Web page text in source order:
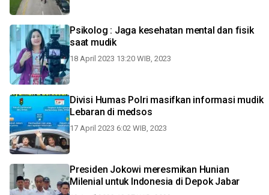
Psikolog : Jaga kesehatan mental dan fisik
saat mudik
18 April 2023 13:20 WIB, 2023
Divisi Humas Polri masifkan informasi mudik
Lebaran di medsos
17 April 2023 6:02 WIB, 2023
Presiden Jokowi meresmikan Hunian
Milenial untuk Indonesia di Depok Jabar